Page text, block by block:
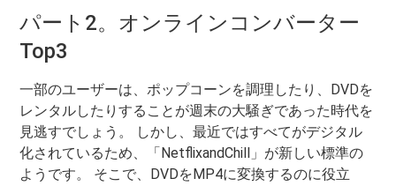
パート2。オンラインコンバーター
Top3
一部のユーザーは、ポップコーンを調理したり、DVDを
レンタルしたりすることが週末の大騒ぎであった時代を
見逃すでしょう。 しかし、最近ではすべてがデジタル
化されているため、「NetflixandChill」が新しい標準の
ようです。 そこで、DVDをMP4に変換するのに役立